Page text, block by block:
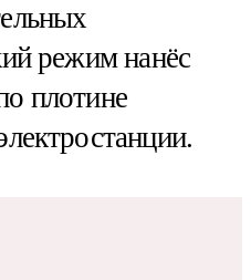
режим нанёс
плотине